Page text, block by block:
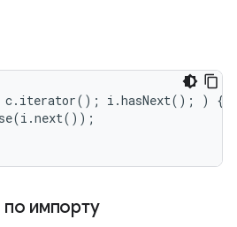
i.hasNext(); ) {
по импорту